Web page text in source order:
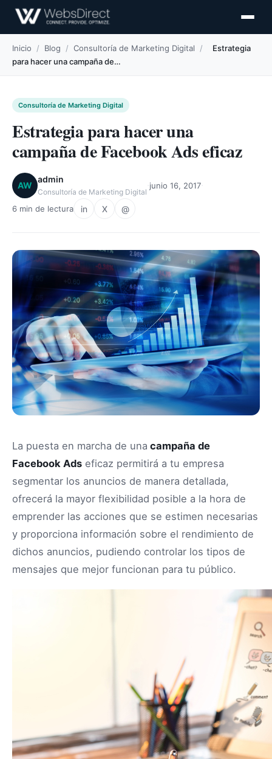
Inicio / Blog / Consultoría de Marketing Digital /
Estrategia
para hacer una campaña de…
Consultoría de Marketing Digital
Estrategia para hacer una
campaña de Facebook Ads eficaz
AW
admin
Consultoría de Marketing Digital
junio 16, 2017
6 min de lectura in X @
La puesta en marcha de una campaña de
Facebook Ads eficaz permitirá a tu empresa
segmentar los anuncios de manera detallada,
ofrecerá la mayor flexibilidad posible a la hora de
emprender las acciones que se estimen necesarias
y proporciona información sobre el rendimiento de
dichos anuncios, pudiendo controlar los tipos de
mensajes que mejor funcionan para tu público.